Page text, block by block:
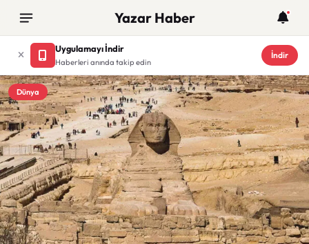
Yazar Haber
Uygulamayı İndir
Haberleri anında takip edin
İndir
Dünya